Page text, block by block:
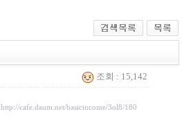
조회 : 15,142
http://cafe.daum.net/basicincome/3ol8/180